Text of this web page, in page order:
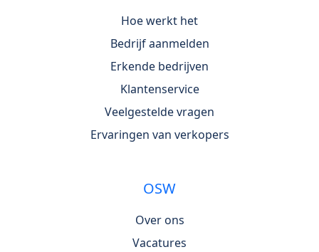
Hoe werkt het
Bedrijf aanmelden
Erkende bedrijven
Klantenservice
Veelgestelde vragen
Ervaringen van verkopers
OSW
Over ons
Vacatures